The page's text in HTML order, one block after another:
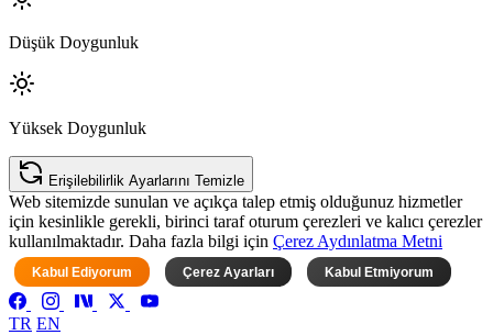
Düşük Doygunluk
Yüksek Doygunluk
Erişilebilirlik Ayarlarını Temizle
Web sitemizde sunulan ve açıkça talep etmiş olduğunuz hizmetler
için kesinlikle gerekli, birinci taraf oturum çerezleri ve kalıcı çerezler
kullanılmaktadır. Daha fazla bilgi için Çerez Aydınlatma Metni
Kabul Ediyorum Çerez Ayarları Kabul Etmiyorum
TR EN